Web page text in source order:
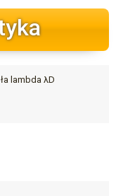
lambda λD